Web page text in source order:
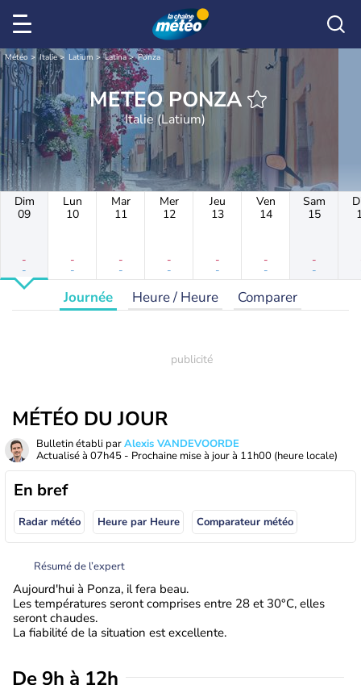
Météo Italie Latium Latina Ponza
METEO PONZA
Italie (Latium)
Dim
09
-
-
Lun
10
-
-
Mar
11
-
-
Mer
12
-
-
Jeu
13
-
-
Ven
14
-
-
Sam
15
-
-
Journée Heure / Heure Comparer
MÉTÉO DU JOUR
Bulletin établi parAlexis VANDEVOORDE
Actualisé à 07h45 - Prochaine mise à jour à 11h00 (heure locale)
En bref
Radar météo Heure par Heure Comparateur météo
Résumé de l’expert
Aujourd'hui à Ponza, il fera beau.
Les températures seront comprises entre 28 et 30°C, elles
seront chaudes.
La fiabilité de la situation est excellente.
De 9h à 12h